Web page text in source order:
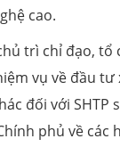
cao.
trì chỉ đạo,
vụ về đầu
đối với
phủ về các